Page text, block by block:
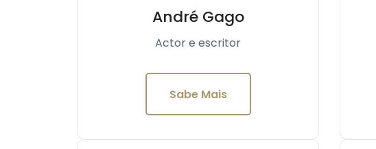
André Gago
Actor e escritor
Sabe Mais